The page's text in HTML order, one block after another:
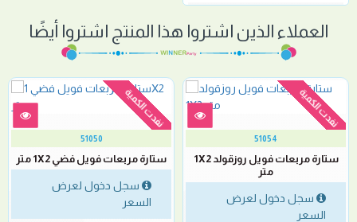
العملاء الذين اشتروا هذا المنتج اشتروا أيضًا
نفدت الكمية
51054
ستارة مربعات فويل روزقولد 1X2
متر
سجل دخول لعرض
السعر
نفدت الكمية
51050
ستارة مربعات فويل فضي 1X2 متر
سجل دخول لعرض
السعر